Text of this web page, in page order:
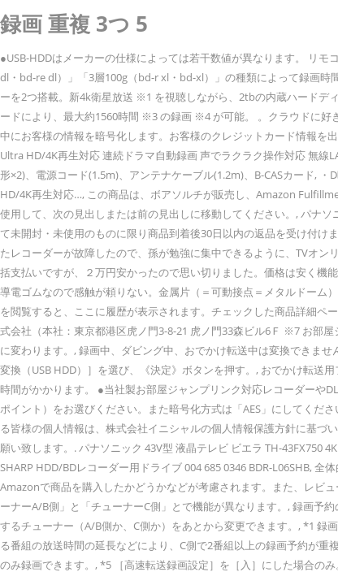
録画 重複 3つ 5
●USB-HDDはメーカーの仕様によっては若干数値が異なります。 リモコンの《録画リスト》ボタンを押し、［予約確認］＞［予約リスト］の順に選んでください。 ブルーレイディスクは「1層25g（bd-r・bd-re）」「2層50g（bd-r dl・bd-re dl）」「3層100g（bd-r xl・bd-xl）」の種類によって録画時間が違います。 商品説明や販売されているパッケージには、以下のように何分まで録画できるかが書かれています。 など、録画モードの左側に 0 点 4kチューナーを2つ搭載。新4k衛星放送 ※1 を視聴しながら、2tbの内蔵ハードディスクに別の4k番組や従来放送を録画 ※2 できます。 さらに「4k 1.5倍録」、「4k 2倍録」、「4k 4倍録」、おまかせ長時間「4k 8～12倍録」の4k長時間録画モードにより、最大約1560時間 ※3 の録画 ※4 が可能。 。クラウドに好きなだけ写真も保存可能。, Amazonはお客様のセキュリティとプライバシーの保護に全力で取り組んでいます。Amazonの支払いセキュリティシステムは、送信中にお客様の情報を暗号化します。お客様のクレジットカード情報を出品者と共有することはありません。また、お客様の情報を他者に販売することはありません。, シャープ 1TB 3番組同時録画 AQUOS ブルーレイ レコーダー Ultra HD/4K再生対応 連続ドラマ自動録画 声でラクラク操作対応 無線LAN内蔵 2B-C10BT3, ・端子:HDMI出力×2(アンプ×1、テレビ×1)、USB×2(データ送受信用×1、外付けHDD用×1)、LAN×1, ・付属品: リモコン、リモコン用電池(単3形×2)、電源コード(1.5m)、アンテナケーブル(1.2m)、B-CASカード, ・D映像出力/アナログ出力端子がないため、HDMI端子のないテレビとは接続できません。, シャープ 1TB 3番組同時録画 AQUOS ブルーレイ レコーダー Ultra HD/4K再生対応…, この商品は、ボアソルチが販売し、Amazon Fulfillment が発送します。, このショッピング機能は、Enterキーを押すと商品を読み込み続けます。このカルーセルから移動するには、見出しのショートカットキーを使用して、次の見出しまたは前の見出しに移動してください。, パナソニック 1TB 2チューナー ブルーレイレコーダー 4Kアップコンバート対応 おうちクラウドDIGA DMR-BRW1060, Amazon.co.jpで購入した商品について、原則として未開封・未使用のものに限り商品到着後30日以内の返品を受け付けます（, 最新の○○○を再生して！→番組を指定して、すぐに再スタート！録画リストから番組を探す手間がありません。, 居間のTV用に買いました。当初使っていたレコーダーが故障したので、孫が勉強に集中できるように、TVオンリーで6年間一家団欒していました。中学に進学する機会に３番組同時録画、４K対応のタイプを購入しました。普段は有名分割店で買っていましたが、今回は一括支払いですが、２万円安かったので思い切りました。価格は安く機能は充実で家族は大満足です。, TV,DVDは１０年前からシャープ製品に統一していて特に不満なし。このレコーダーで気になる点はただ一つ、リモコンのキーが導電ゴムなので感触が頼りない。金属片（＝可動接点＝メタルドーム）のプチプチ感の方が個人的には良いと思う。, 故障品が届いた。そのため、返品→交換手続きを行ったが、再度届いた商品も故障品であった。, 商品詳細ページを閲覧すると、ここに履歴が表示されます。チェックした商品詳細ページに簡単に戻る事が出来ます。, © 1996-2020, Amazon.com, Inc. or its affiliates. http://www.sourcenext.com/product/pc/bs/pc_bs_001292/, ソースネクスト株式会社（本社：東京都港区虎ノ門3-8-21 虎ノ門33森ビル6Ｆ ※7 お部屋ジャンプリンク機能は、放送転送はできません。「新4K衛星放送」は録画番組の受信のみ対応しています。 変換が終わると、などのアイコンが などのアイコンに変わります。, 録画中、ダビング中、おでかけ転送中は変換できません。変換中は録画、ダビング、おでかけ転送はおこなわれません。, リストの上にある［録画モード変換］から［録画モード変換（HDD）］または［録画モード変換（USB HDD）］を選び、《決定》ボタンを押す。, おでかけ転送用ファイルは、録画後、電源「切」時に、設定した録画モードに自動で作成されます。録画後に手動でおでかけ転送ファイルを作成すると、録画と同じくらいの時間がかかります。 ●当社製お部屋ジャンプリンク対応レコーダーやDLNA対応機器などと家庭内無線LANで使用される場合は、IEEE802.11nもしくは11ac（5GHz/2.4GHz同時使用可）の無線LANブロードバンドルーター（アクセスポイント）をお選びください。また暗号化方式は「AES」にしてください。また、無線電波状況により、接続できない場合もあります。 03-5572-6065 MAIL sourcenext@vectorinc.co.jp, ※本リリースをお送りさせて頂いている皆様の個人情報は、株式会社イニシャルの個人情報保護方針に基づいて、厳重に管理させて頂いております。今後、弊社からのニュースリリースの配信を希望されない方は恐れ入りますがprivacy@vectorinc.co.jpまでご連絡をお願い致します。. パナソニック 43V型 液晶テレビ ビエラ TH-43FX750 4K IPSパネル 転倒防止スタンド スマートテレビ (ネ... パナソニック 43V型 4Kダブルチューナー内蔵 液晶 テレビ VIERA TH-43GX755 IPSパネル ネット動画対応, SHARP HDD/BDレコーダー用ドライブ 004 685 0346 BDR-L06SHB, 全体的な星の評価と星ごとの割合の内訳を計算するために、単純な平均は使用されません。その代わり、レビューの日時がどれだけ新しいかや、レビューアーがAmazonで商品を購入したかどうかなどが考慮されます。また、レビューを分析して信頼性が検証されます。, さらに、映画もTV番組も見放題。200万曲が聴き放題 BDZ-ET2200 / ET1200 は3つのチューナーを搭載しており、「チューナーA/B側」と「チューナーC側」とで機能が異なります。, 録画予約の時にA/B側とC側、どちらのチューナーを使うかは、下記の条件に合わせてレコーダーが自動で決めます。, レコーダーのリモコン操作に限り、録画予約で利用するチューナー（A/B側か、C側か）をあとから変更できます。, *1 録画する番組の放送時間の延長などにより、A/B側で3番組以上の録画予約が重複することがあります。必要に応じて [予約リスト] を確認してください。, *2 録画する番組の放送時間の延長などにより、C側で2番組以上の録画予約が重複することがあります。必要に応じて [予約リスト] を確認してください。, *4 外部入力録画は、DRモード以外の録画モードで録画するため、チューナーA/B側でのみ録画できます。, *5 ［高速転送録画設定］を［